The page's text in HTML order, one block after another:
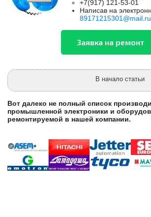
+7(917) 121-53-01
Написав на
89171215301@mail.ru
В начало статьи
Вот далеко не полный список
промышленной электроники и
ремонтируемой в нашей компании.